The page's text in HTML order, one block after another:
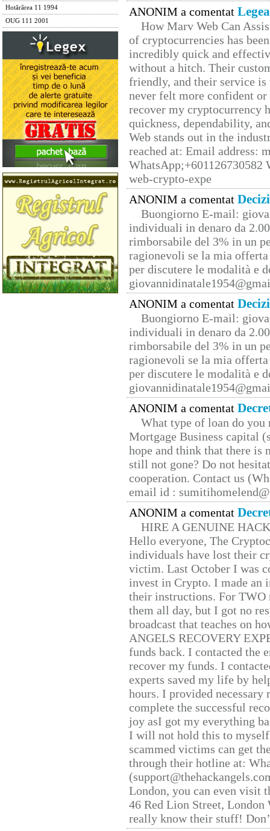
Hotărârea 11 1994
OUG 111 2001
ANONIM a comentat
How Marv Web Can
of cryptocurrencies has
incredibly quick and
without a hitch. Their
friendly, and their service
never felt more confident
recover my cryptocurrency
quickness, dependability,
Web stands out in the
reached at: Email address:
web-crypto-expe
ANONIM a comentat
Buongiorno E-mail:
individuali in denaro da
rimborsabile del 3% in un
ragionevoli se la mia
per discutere le modalità e
ANONIM a comentat
Buongiorno E-mail:
individuali in denaro da
rimborsabile del 3% in un
ragionevoli se la mia
per discutere le modalità e
ANONIM a comentat
What type of loan do you
Mortgage Business capital
hope and think that there is
still not gone? Do not
cooperation. Contact us
email id :
ANONIM a comentat
HIRE A GENUINE
Hello everyone, The
individuals have lost their
victim. Last October I was
invest in Crypto. I made
their instructions. For TWO
them all day, but I got no
broadcast that teaches on
ANGELS RECOVERY
funds back. I contacted the
recover my funds. I
experts saved my life by
hours. I provided
complete the successful
joy asI got my everything
I will not hold this to
scammed victims can get
through their hotline at:
London, you can even visit
46 Red Lion Street, London
really know their stuff!